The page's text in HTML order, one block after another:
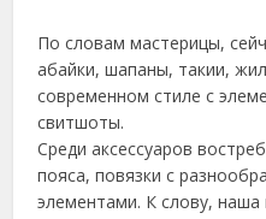
По словам мастерицы,
абайки, шапаны, такии,
современном стиле с
свитшоты.
Среди аксессуаров
пояса, повязки с
элементами. К слову, наша